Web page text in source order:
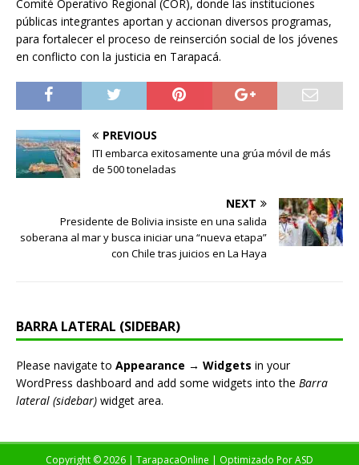
Comité Operativo Regional (COR), donde las instituciones
públicas integrantes aportan y accionan diversos programas,
para fortalecer el proceso de reinserción social de los jóvenes
en conflicto con la justicia en Tarapacá.
PREVIOUS
ITI embarca exitosamente una grúa móvil de más
de 500 toneladas
NEXT
Presidente de Bolivia insiste en una salida
soberana al mar y busca iniciar una “nueva etapa”
con Chile tras juicios en La Haya
BARRA LATERAL (SIDEBAR)
Please navigate to Appearance → Widgets in your
WordPress dashboard and add some widgets into the Barra
lateral (sidebar) widget area.
Copyright © 2026 | TarapacaOnline | Optimizado PorASD